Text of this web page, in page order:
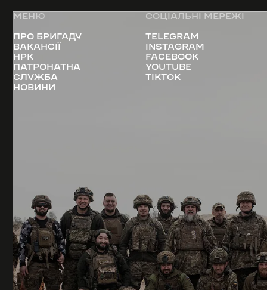
МЕНЮ
ПРО БРИГАДУ
ВАКАНСІЇ
НРК
ПАТРОНАТНА
СЛУЖБА
НОВИНИ
СОЦІАЛЬНІ МЕРЕЖІ
TELEGRAM
INSTAGRAM
FACEBOOK
YOUTUBE
TIKTOK